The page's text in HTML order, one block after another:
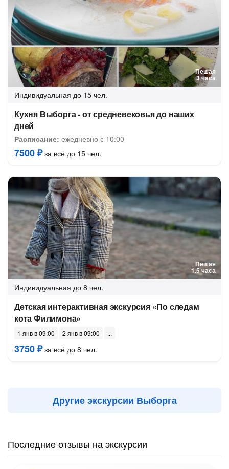
Пешая
3 часа
Индивидуальная до 15 чел.
Кухня Выборга - от средневековья до наших
дней
Расписание: ежедневно с 10:00
7500 ₽за всё до 15 чел.
Пешая
1.5 часа
Индивидуальная до 8 чел.
Детская интерактивная экскурсия «По следам
кота Филимона»
1 янв в 09:00 2 янв в 09:00
3750 ₽за всё до 8 чел.
Другие экскурсии Выборга
Последние отзывы на экскурсии